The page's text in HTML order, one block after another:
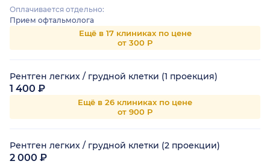
Оплачивается отдельно:
Прием офтальмолога
Ещё в 17 клиниках по цене
от 300 Р
Рентген легких / грудной клетки (1 проекция)
1 400 ₽
Ещё в 26 клиниках по цене
от 900 Р
Рентген легких / грудной клетки (2 проекции)
2 000 ₽